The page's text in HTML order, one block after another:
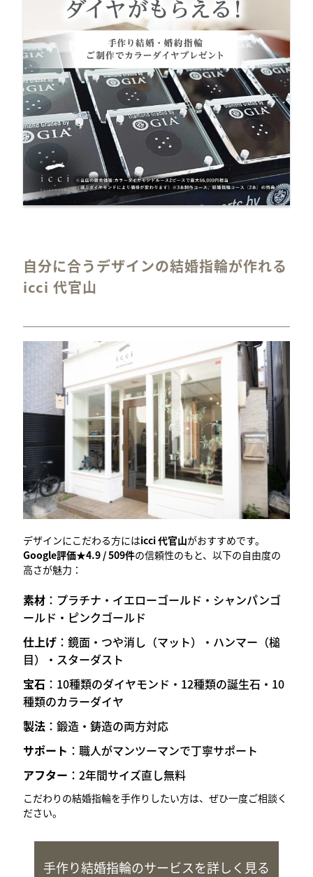
自分に合うデザインの結婚指輪が作れる
icci 代官山
デザインにこだわる方にはicci 代官山がおすすめです。
Google評価★4.9 / 509件の信頼性のもと、以下の自由度の
高さが魅力：
素材 ：プラチナ・イエローゴールド・シャンパンゴ
ールド・ピンクゴールド
仕上げ ：鏡面・つや消し（マット）・ハンマー（槌
目）・スターダスト
宝石 ：10種類のダイヤモンド・12種類の誕生石・10
種類のカラーダイヤ
製法 ：鍛造・鋳造の両方対応
サポート ：職人がマンツーマンで丁寧サポート
アフター ：2年間サイズ直し無料
こだわりの結婚指輪を手作りしたい方は、ぜひ一度ご相談く
ださい。
手作り結婚指輪のサービスを詳しく見る